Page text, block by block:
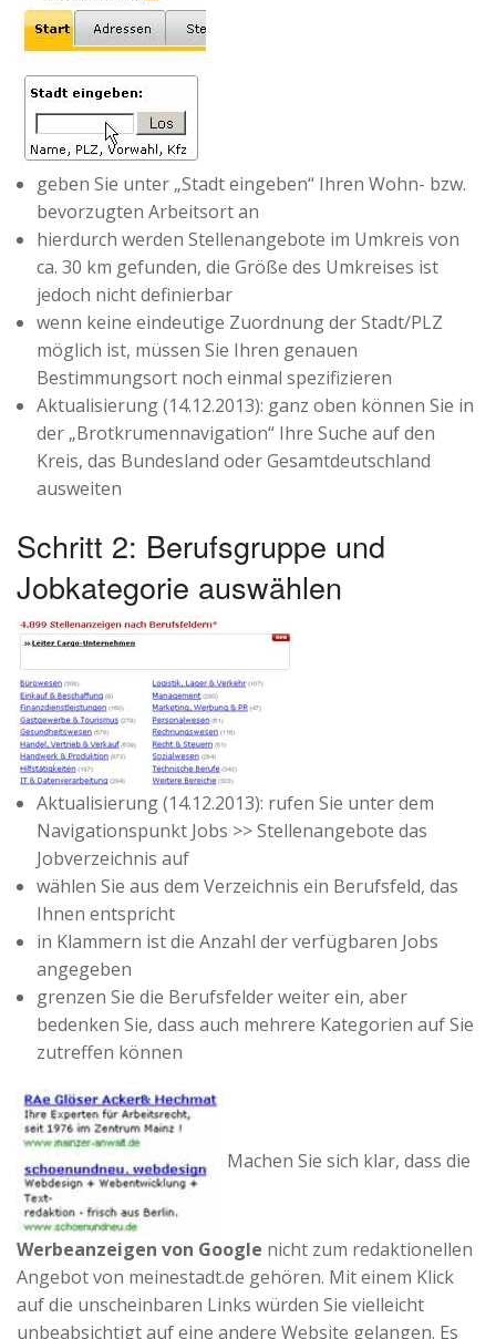
geben Sie unter „Stadt eingeben“ Ihren Wohn- bzw.
bevorzugten Arbeitsort an
hierdurch werden Stellenangebote im Umkreis von
ca. 30 km gefunden, die Größe des Umkreises ist
jedoch nicht definierbar
wenn keine eindeutige Zuordnung der Stadt/PLZ
möglich ist, müssen Sie Ihren genauen
Bestimmungsort noch einmal spezifizieren
Aktualisierung (14.12.2013): ganz oben können Sie in
der „Brotkrumennavigation“ Ihre Suche auf den
Kreis, das Bundesland oder Gesamtdeutschland
ausweiten
Schritt 2: Berufsgruppe und
Jobkategorie auswählen
Aktualisierung (14.12.2013): rufen Sie unter dem
Navigationspunkt Jobs >> Stellenangebote das
Jobverzeichnis auf
wählen Sie aus dem Verzeichnis ein Berufsfeld, das
Ihnen entspricht
in Klammern ist die Anzahl der verfügbaren Jobs
angegeben
grenzen Sie die Berufsfelder weiter ein, aber
bedenken Sie, dass auch mehrere Kategorien auf Sie
zutreffen können
Machen Sie sich klar, dass die
Werbeanzeigen von Google nicht zum redaktionellen
Angebot von meinestadt.de gehören. Mit einem Klick
auf die unscheinbaren Links würden Sie vielleicht
unbeabsichtigt auf eine andere Website gelangen. Es